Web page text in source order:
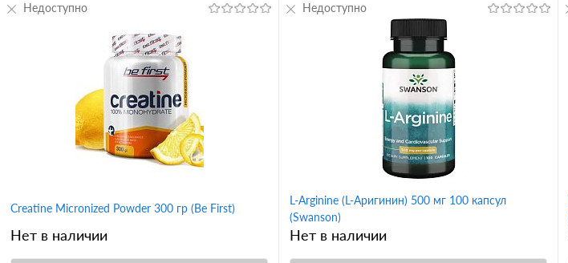
Creatine Micronized Powder 300 гр (Be First)
Нет в наличии
Недоступно
L-Arginine (L-Аригинин) 500 мг 100 капсул
(Swanson)
Нет в наличии
Недоступно